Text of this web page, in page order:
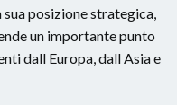
sua posizione strategica,
un importante punto
dall Europa, dall Asia e